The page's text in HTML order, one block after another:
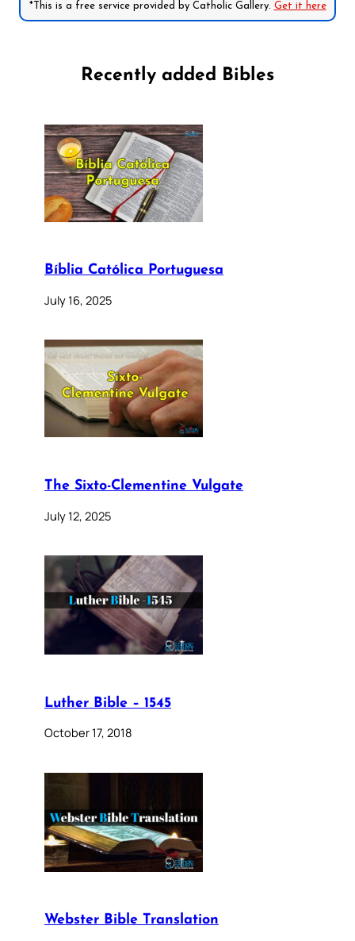
*This is a free service provided by Catholic Gallery. Get it here
Recently added Bibles
Bíblia Católica Portuguesa
July 16, 2025
The Sixto-Clementine Vulgate
July 12, 2025
Luther Bible – 1545
October 17, 2018
Webster Bible Translation